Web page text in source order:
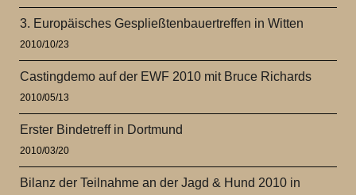
3. Europäisches Gespließtenbauertreffen in Witten
2010/10/23
Castingdemo auf der EWF 2010 mit Bruce Richards
2010/05/13
Erster Bindetreff in Dortmund
2010/03/20
Bilanz der Teilnahme an der Jagd & Hund 2010 in